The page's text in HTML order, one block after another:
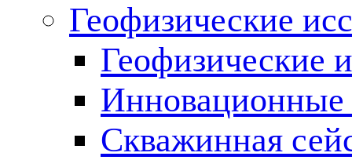
Геофизические
Геофизические
Инновационные
Скважинная